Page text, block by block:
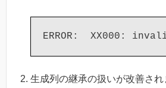
生成列の継承の扱いが改善さ